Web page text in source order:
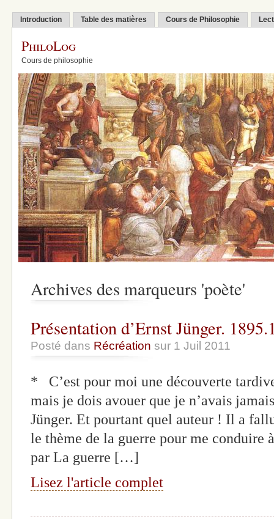
Introduction Table des matières Cours de Philosophie
PhiloLog
Cours de philosophie
Archives des marqueurs 'poète'
Présentation d’Ernst Jünger.
Posté dans Récréation sur 1 Juil 2011
* C’est pour moi une découverte
mais je dois avouer que je n’avais
Jünger. Et pourtant quel auteur ! Il a
le thème de la guerre pour me conduire
par La guerre […]
Lisez l'article complet